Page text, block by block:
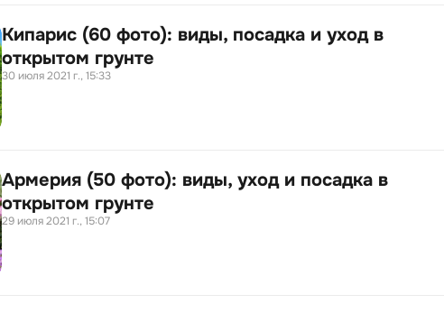
Кипарис (60 фото): виды, посадка и уход в
открытом грунте
30 июля 2021 г., 15:33
Армерия (50 фото): виды, уход и посадка в
открытом грунте
29 июля 2021 г., 15:07